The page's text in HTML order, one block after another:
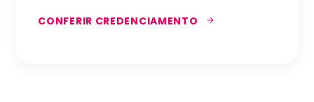
CONFERIR CREDENCIAMENTO